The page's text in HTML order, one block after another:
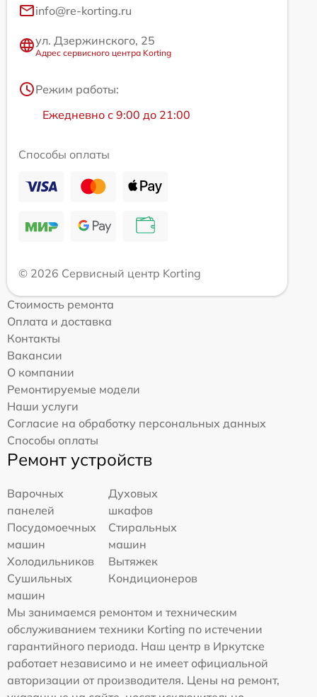
info@re-korting.ru
ул. Дзержинского, 25
Адрес сервисного центра Korting
Режим работы:
Ежедневно с 9:00 до 21:00
Способы оплаты
© 2026 Сервисный центр Korting
Стоимость ремонта
Оплата и доставка
Контакты
Вакансии
О компании
Ремонтируемые модели
Наши услуги
Согласие на обработку персональных данных
Способы оплаты
Ремонт устройств
Варочных
панелей
Духовых
шкафов
Посудомоечных
машин
Стиральных
машин
Холодильников
Вытяжек
Сушильных
машин
Кондиционеров
Мы занимаемся ремонтом и техническим
обслуживанием техники Korting по истечении
гарантийного периода. Наш центр в Иркутске
работает независимо и не имеет официальной
авторизации от производителя. Цены на ремонт,